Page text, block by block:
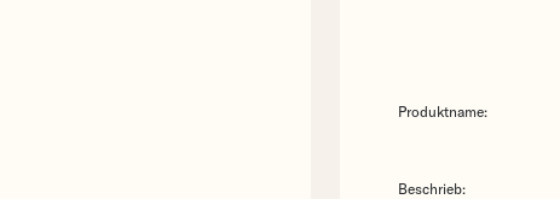
Produktname:
Beschrieb: